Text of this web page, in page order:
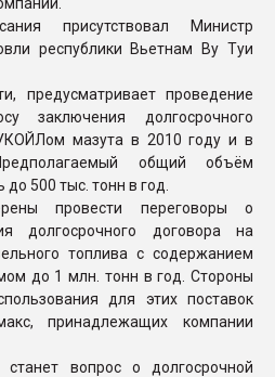
присутствовал Министр
республики Вьетнам Ву Туи
предусматривает проведение
заключения долгосрочного
мазута в 2010 году и в
общий объём
500 тыс. тонн в год.
провести переговоры о
долгосрочного договора на
топлива с содержанием
до 1 млн. тонн в год. Стороны
для этих поставок
принадлежащих компании
вопрос о долгосрочной